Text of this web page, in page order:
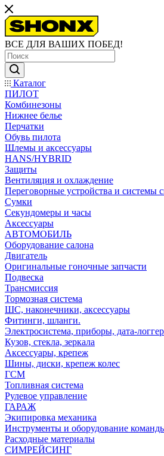
ВСЕ ДЛЯ ВАШИХ ПОБЕД!
Каталог
ПИЛОТ
Комбинезоны
Нижнее белье
Перчатки
Обувь пилота
Шлемы и аксессуары
HANS/HYBRID
Защиты
Вентиляция и охлаждение
Переговорные устройства и системы
Сумки
Секундомеры и часы
Аксессуары
АВТОМОБИЛЬ
Оборудование салона
Двигатель
Оригинальные гоночные запчасти
Подвеска
Трансмиссия
Тормозная система
ШС, наконечники, аксессуары
Фитинги, шланги.
Электросистема, приборы, дата-
Кузов, стекла, зеркала
Аксессуары, крепеж
Шины, диски, крепеж колес
ГСМ
Топливная система
Рулевое управление
ГАРАЖ
Экипировка механика
Инструменты и оборудование
Расходные материалы
СИМРЕЙСИНГ